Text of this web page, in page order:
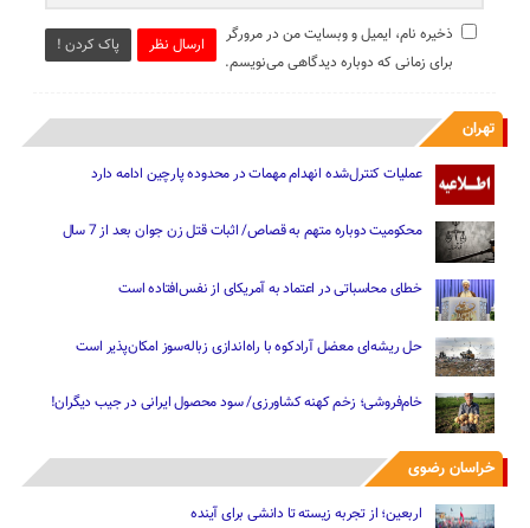
ارسال نظر پاک کردن !
ذخیره نام، ایمیل و وبسایت من در مرورگر
برای زمانی که دوباره دیدگاهی می‌نویسم.
تهران
عملیات کنترل‌شده انهدام مهمات در محدوده پارچین ادامه دارد
محکومیت دوباره متهم به قصاص/ اثبات قتل زن جوان بعد از 7 سال
خطای محاسباتی در اعتماد به آمریکای از نفس‌افتاده است
حل ریشه‌ای معضل آرادکوه با راه‌اندازی زباله‌سوز امکان‌پذیر است
خام‌فروشی؛ زخم کهنه کشاورزی/ سود محصول ایرانی در جیب دیگران!
خراسان رضوی
اربعین؛ از تجربه زیسته تا دانشی برای آینده